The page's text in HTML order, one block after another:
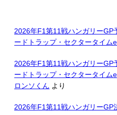
2026年F1第11戦ハンガリーGP
ードトラップ・セクタータイム
2026年F1第11戦ハンガリーGP
ードトラップ・セクタータイム
ロンソくん より
2026年F1第11戦ハンガリーGP